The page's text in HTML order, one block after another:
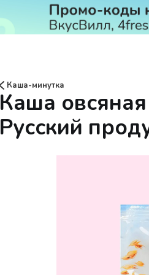
Каша-минутка
Каша
Русский